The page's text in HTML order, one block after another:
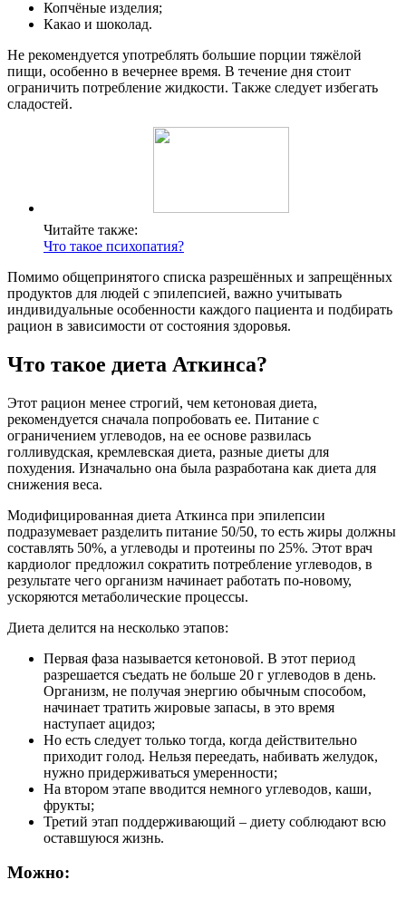
Копчёные изделия;
Какао и шоколад.
Не рекомендуется употреблять большие порции тяжёлой
пищи, особенно в вечернее время. В течение дня стоит
ограничить потребление жидкости. Также следует избегать
сладостей.
Читайте также:
Что такое психопатия?
Помимо общепринятого списка разрешённых и запрещённых
продуктов для людей с эпилепсией, важно учитывать
индивидуальные особенности каждого пациента и подбирать
рацион в зависимости от состояния здоровья.
Что такое диета Аткинса?
Этот рацион менее строгий, чем кетоновая диета,
рекомендуется сначала попробовать ее. Питание с
ограничением углеводов, на ее основе развилась
голливудская, кремлевская диета, разные диеты для
похудения. Изначально она была разработана как диета для
снижения веса.
Модифицированная диета Аткинса при эпилепсии
подразумевает разделить питание 50/50, то есть жиры должны
составлять 50%, а углеводы и протеины по 25%. Этот врач
кардиолог предложил сократить потребление углеводов, в
результате чего организм начинает работать по-новому,
ускоряются метаболические процессы.
Диета делится на несколько этапов:
Первая фаза называется кетоновой. В этот период
разрешается съедать не больше 20 г углеводов в день.
Организм, не получая энергию обычным способом,
начинает тратить жировые запасы, в это время
наступает ацидоз;
Но есть следует только тогда, когда действительно
приходит голод. Нельзя переедать, набивать желудок,
нужно придерживаться умеренности;
На втором этапе вводится немного углеводов, каши,
фрукты;
Третий этап поддерживающий – диету соблюдают всю
оставшуюся жизнь.
Можно: